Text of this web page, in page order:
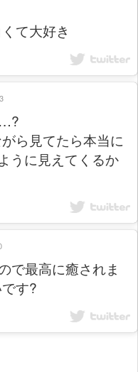
て大好き
ら見てたら本当に
うに見えてくるか
で最高に癒されま
す?